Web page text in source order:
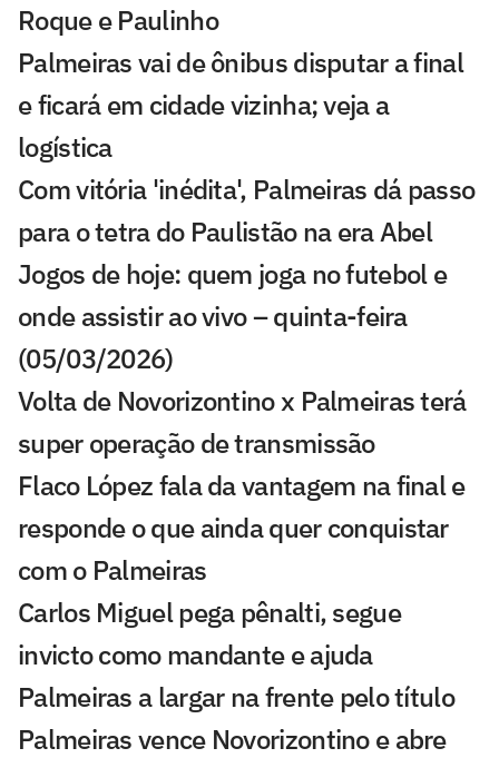
Roque e Paulinho
Palmeiras vai de ônibus disputar a final
e ficará em cidade vizinha; veja a
logística
Com vitória 'inédita', Palmeiras dá passo
para o tetra do Paulistão na era Abel
Jogos de hoje: quem joga no futebol e
onde assistir ao vivo – quinta-feira
(05/03/2026)
Volta de Novorizontino x Palmeiras terá
super operação de transmissão
Flaco López fala da vantagem na final e
responde o que ainda quer conquistar
com o Palmeiras
Carlos Miguel pega pênalti, segue
invicto como mandante e ajuda
Palmeiras a largar na frente pelo título
Palmeiras vence Novorizontino e abre